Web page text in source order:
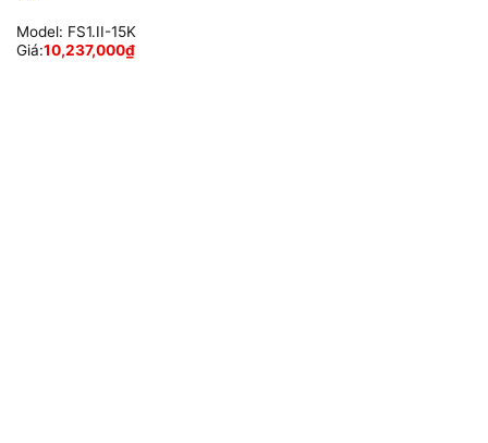
Model: FS1.II-15K
Giá:10,237,000₫